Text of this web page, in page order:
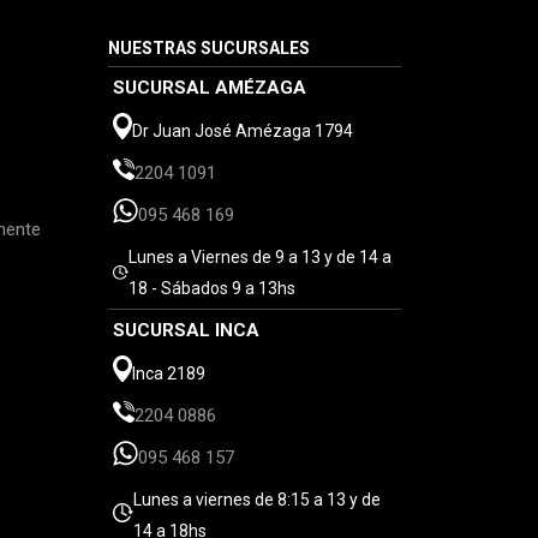
NUESTRAS SUCURSALES
SUCURSAL AMÉZAGA
Dr Juan José Amézaga 1794
2204 1091
095 468 169
Lunes a Viernes de 9 a 13 y de 14 a
18 - Sábados 9 a 13hs
SUCURSAL INCA
Inca 2189
2204 0886
095 468 157
Lunes a viernes de 8:15 a 13 y de
14 a 18hs